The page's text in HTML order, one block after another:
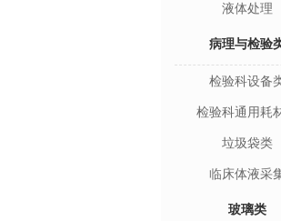
液体处理
病理与检验
检验科设备
检验科通用耗
垃圾袋类
临床体液采
玻璃类